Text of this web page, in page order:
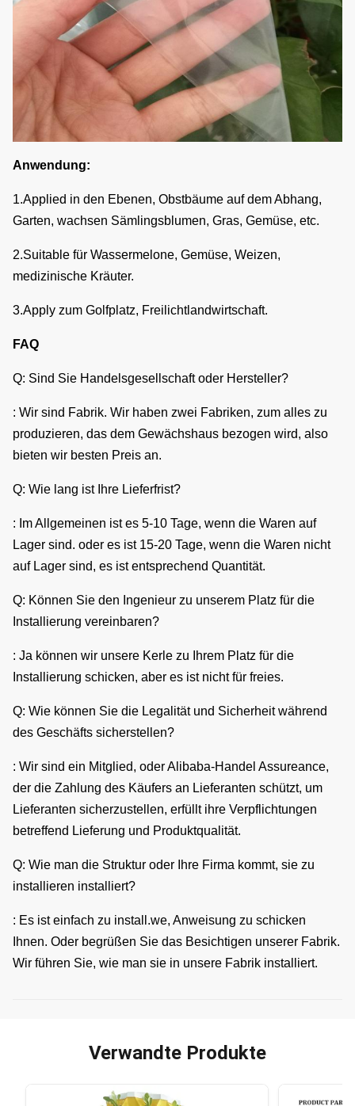
Anwendung:
1.Applied in den Ebenen, Obstbäume auf dem Abhang,
Garten, wachsen Sämlingsblumen, Gras, Gemüse, etc.
2.Suitable für Wassermelone, Gemüse, Weizen,
medizinische Kräuter.
3.Apply zum Golfplatz, Freilichtlandwirtschaft.
FAQ
Q: Sind Sie Handelsgesellschaft oder Hersteller?
: Wir sind Fabrik. Wir haben zwei Fabriken, zum alles zu
produzieren, das dem Gewächshaus bezogen wird, also
bieten wir besten Preis an.
Q: Wie lang ist Ihre Lieferfrist?
: Im Allgemeinen ist es 5-10 Tage, wenn die Waren auf
Lager sind. oder es ist 15-20 Tage, wenn die Waren nicht
auf Lager sind, es ist entsprechend Quantität.
Q: Können Sie den Ingenieur zu unserem Platz für die
Installierung vereinbaren?
: Ja können wir unsere Kerle zu Ihrem Platz für die
Installierung schicken, aber es ist nicht für freies.
Q: Wie können Sie die Legalität und Sicherheit während
des Geschäfts sicherstellen?
: Wir sind ein Mitglied, oder Alibaba-Handel Assureance,
der die Zahlung des Käufers an Lieferanten schützt, um
Lieferanten sicherzustellen, erfüllt ihre Verpflichtungen
betreffend Lieferung und Produktqualität.
Q: Wie man die Struktur oder Ihre Firma kommt, sie zu
installieren installiert?
: Es ist einfach zu install.we, Anweisung zu schicken
Ihnen. Oder begrüßen Sie das Besichtigen unserer Fabrik.
Wir führen Sie, wie man sie in unsere Fabrik installiert.
Verwandte Produkte